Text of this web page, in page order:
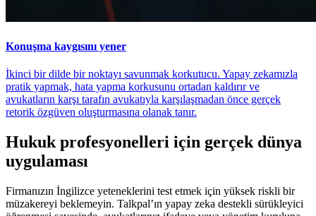
Konuşma kaygısını yener
İkinci bir dilde bir noktayı savunmak korkutucu. Yapay zekamızla
pratik yapmak, hata yapma korkusunu ortadan kaldırır ve
avukatların karşı tarafın avukatıyla karşılaşmadan önce gerçek
retorik özgüven oluşturmasına olanak tanır.
Hukuk profesyonelleri için gerçek dünya
uygulaması
Firmanızın İngilizce yeteneklerini test etmek için yüksek riskli bir
müzakereyi beklemeyin. Talkpal’ın yapay zeka destekli sürükleyici